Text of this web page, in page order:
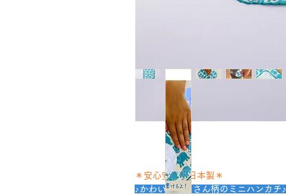
＊安心安全の日本製＊
♪かわいいぞうさん柄のミニハンカチ♪